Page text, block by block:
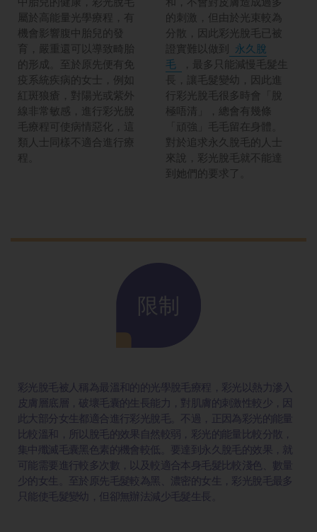
屬於高能量光學療程，有
機會影響腹中胎兒的發
育，嚴重還可以導致畸胎
的形成。至於原先便有免
疫系統疾病的女士，例如
紅斑狼瘡，對陽光或紫外
線非常敏感，進行彩光脫
毛療程可使病情惡化，這
類人士同樣不適合進行療
程。
的刺激，但由於光束較為
分散，因此彩光脫毛已被
證實難以做到
永久脫
毛
，最多只能減慢毛髮生
長，讓毛髮變幼，因此進
行彩光脫毛很多時會「脫
極唔清」，總會有幾條
「頑強」毛毛留在身體。
對於追求永久脫毛的人士
來說，彩光脫毛就不能達
到她們的要求了。
限制
彩光脫毛被人稱為最溫和的的光學脫毛療程，彩光以熱力滲入
皮膚層底層，破壞毛囊的生長能力，對肌膚的刺激性較少，因
此大部分女生都適合進行彩光脫毛。不過，正因為彩光的能量
比較溫和，所以脫毛的效果自然較弱，彩光的能量比較分散，
集中殲滅毛囊黑色素的機會較低。要達到永久脫毛的效果，就
可能需要進行較多次數，以及較適合本身毛髮比較淺色、數量
少的女生。至於原先毛髮較為黑、濃密的女生，彩光脫毛最多
只能使毛髮變幼，但卻無辦法減少毛髮生長。